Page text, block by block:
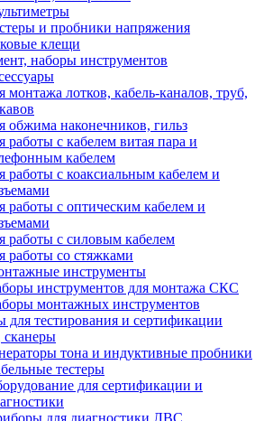
и пробники напряжения
клещи
наборы инструментов
монтажа лотков, кабель-каналов, труб,
обжима наконечников, гильз
работы с кабелем витая пара и
кабелем
работы с коаксиальным кабелем и
работы с оптическим кабелем и
работы с силовым кабелем
работы со стяжками
инструменты
инструментов для монтажа СКС
монтажных инструментов
для тестирования и сертификации
сканеры
тона и индуктивные пробники
тестеры
для сертификации и
для диагностики ЛВС